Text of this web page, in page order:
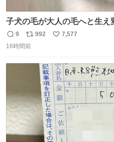
子犬の毛が大人の毛へと生
着てるように見える良さがあ
返
信
9
リ
ポ
992
い
数
7,577
16時間前